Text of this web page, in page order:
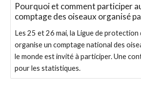
Pourquoi et comment participer
comptage des oiseaux organisé
Les 25 et 26 mai, la Ligue de protection
organise un comptage national des
le monde est invité à participer. Une
pour les statistiques.